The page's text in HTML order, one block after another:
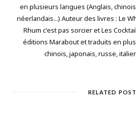
en plusieurs langues (Anglais,
néerlandais...) Auteur des livres : Le
Rhum c'est pas sorcier et Les
éditions Marabout et traduits en
chinois, japonais, russe,
RELATED